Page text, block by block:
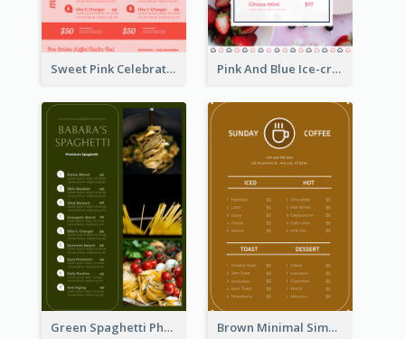
Sweet Pink Celebration Menu Template Design Pink And Blue Ice-cream Photo Dessert Menu
Green Spaghetti Photos Grand Restaurant Menu Brown Minimal Simple Cafe Menu